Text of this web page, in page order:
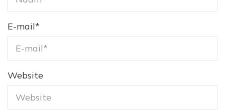
E-mail*
Website